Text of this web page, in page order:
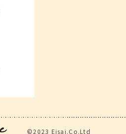
©2023 Eisai.Co.Ltd